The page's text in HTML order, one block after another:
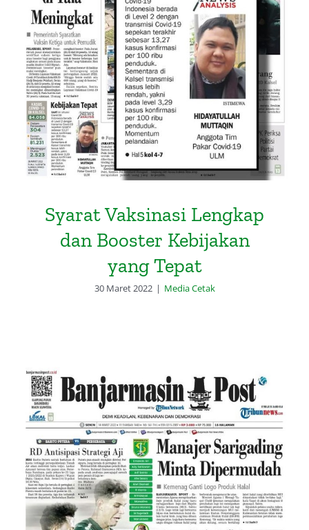
Syarat Vaksinasi Lengkap dan
Booster Kebijakan yang Tepat
Syarat Vaksinasi Lengkap
dan Booster Kebijakan
yang Tepat
30 Maret 2022 | Media Cetak